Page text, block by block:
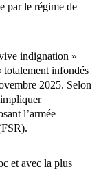
par le régime de
indignation »
totalement infondés
2025. Selon
l’armée
et avec la plus